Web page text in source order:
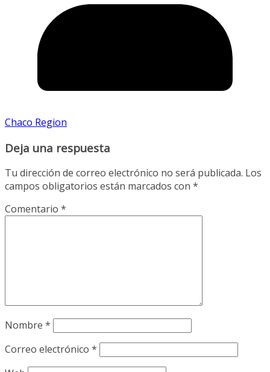
Chaco Region
Deja una respuesta
Tu dirección de correo electrónico no será publicada. Los
campos obligatorios están marcados con *
Comentario *
Nombre *
Correo electrónico *